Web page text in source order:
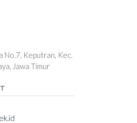
No.7, Keputran, Kec.
Jawa Timur